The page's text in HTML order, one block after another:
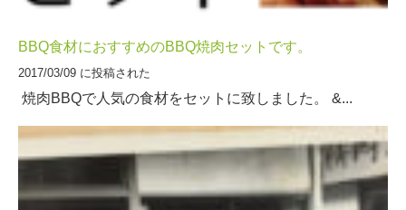
BBQ食材におすすめのBBQ焼肉セットです。
2017/03/09 に投稿された
焼肉BBQで人気の食材をセットに致しました。 &...